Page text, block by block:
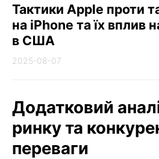
Тактики Apple проти
на iPhone та їх вплив
в США
2025-08-07
Додатковий
ринку та
переваги